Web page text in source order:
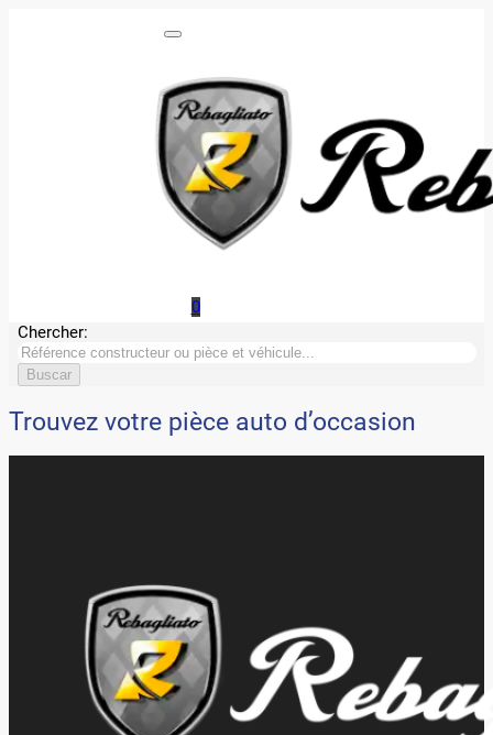
0
Chercher:
Trouvez votre pièce auto d’occasion